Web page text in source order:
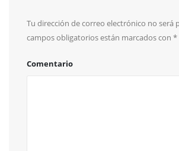
Tu dirección de correo electrónico no será
campos obligatorios están marcados con *
Comentario